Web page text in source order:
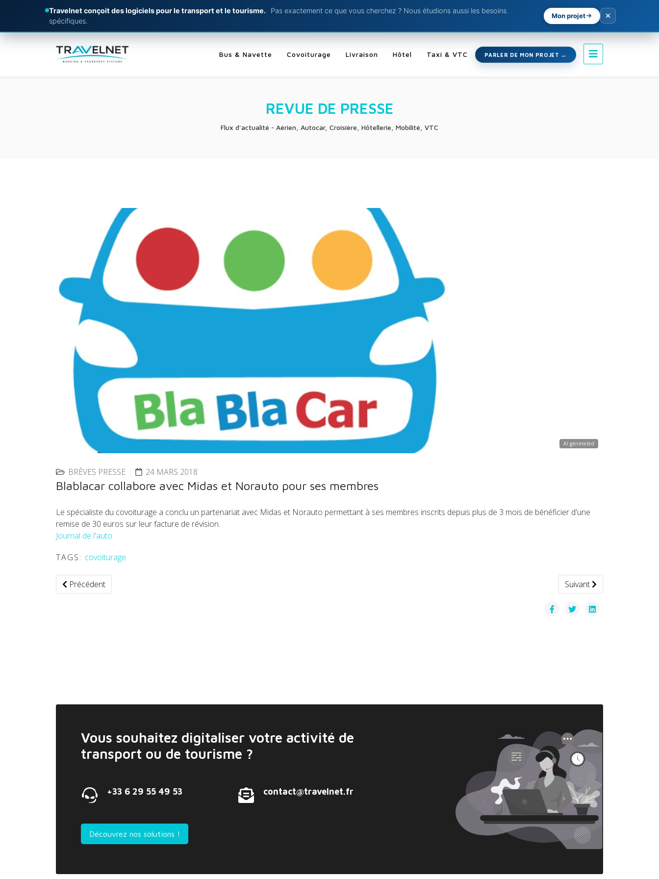
Travelnet conçoit des logiciels pour le transport et le tourisme.
Pas exactement ce que vous cherchez ? Nous étudions aussi les besoins
spécifiques.
Mon projet
Bus & Navette Covoiturage Livraison Hôtel Taxi & VTC PARLER DE MON PROJET
REVUE DE PRESSE
Flux d'actualité - Aérien, Autocar, Croisière, Hôtellerie, Mobilité, VTC
AI generated
BRÈVES PRESSE 24 MARS 2018
Blablacar collabore avec Midas et Norauto pour ses membres
Le spécialiste du covoiturage a conclu un partenariat avec Midas et Norauto permettant à ses membres inscrits depuis plus de 3 mois de bénéficier d'une
remise de 30 euros sur leur facture de révision.
Journal de l'auto
TAGS: covoiturage
Article précédent : L'accélérateur de start-up VIA ID parie sur l'indonésien Go-Jek
Précédent Article suivant : La
Suivant
Vous souhaitez digitaliser votre activité de
transport ou de tourisme ?
+33 6 29 55 49 53 contact@travelnet.fr
Découvrez nos solutions !